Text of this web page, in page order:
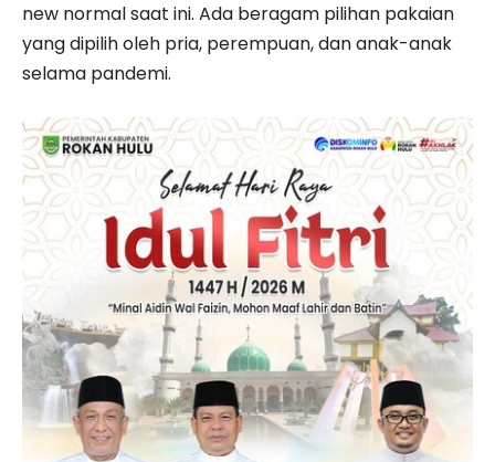
new normal saat ini. Ada beragam pilihan pakaian
yang dipilih oleh pria, perempuan, dan anak-anak
selama pandemi.